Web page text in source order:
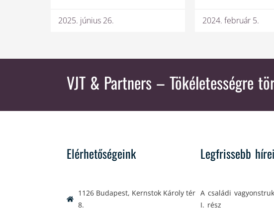
2025. június 26. 2024. február 5.
VJT & Partners – Tökéletességre
Elérhetőségeink
1126 Budapest, Kernstok Károly tér
8.
Legfrissebb
A családi
I. rész